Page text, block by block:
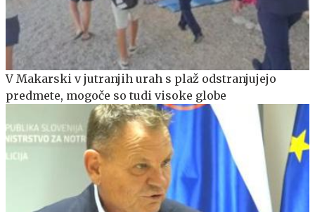
V Makarski v jutranjih urah s plaž odstranjujejo
predmete, mogoče so tudi visoke globe